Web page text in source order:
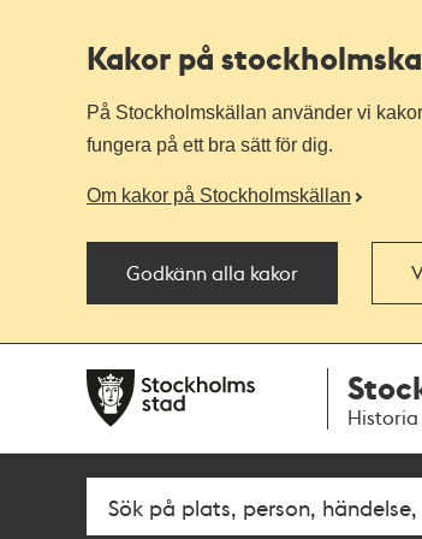
Kakor på
På Stockholmskällan använder vi
fungera på ett bra sätt för dig.
Om kakor på Stockholmskällan
Godkänn alla kakor
navigationen
huvudinnehållet
SökFritextsök